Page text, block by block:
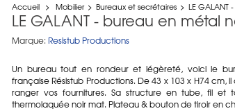
Accueil > Mobilier > Bureaux et secrétaires > LE
LE GALANT - bureau en métal
Marque: Resistub Productions
Un bureau tout en rondeur et légèreté, voici le
française Résistub Productions. De 43 x 103 x H74 cm,
ranger vos fournitures. Sa structure en tube, fil
thermolaquée noir mat. Plateau & bouton de tiroir en